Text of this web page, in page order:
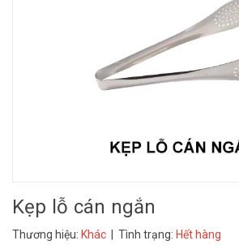
Kẹp lỗ cán ngắn
Thương hiệu: Khác | Tình trạng: Hết hàng